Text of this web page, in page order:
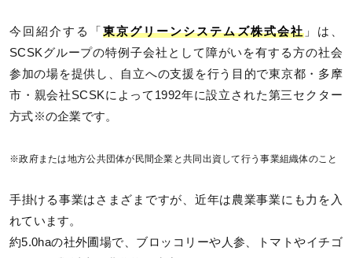
今回紹介する「東京グリーンシステムズ株式会社」は、
SCSKグループの特例子会社として障がいを有する方の社会
参加の場を提供し、自立への支援を行う目的で東京都・多摩
市・親会社SCSKによって1992年に設立された第三セクター
方式※の企業です。
※政府または地方公共団体が民間企業と共同出資して行う事業組織体のこと
手掛ける事業はさまざまですが、近年は農業事業にも力を入
れています。
約5.0haの社外圃場で、ブロッコリーや人参、トマトやイチゴ